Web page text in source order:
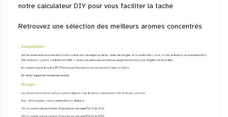
notre calculateur DIY pour vous faciliter la tache
Retrouvez une sélection des meilleurs aromes concentrés